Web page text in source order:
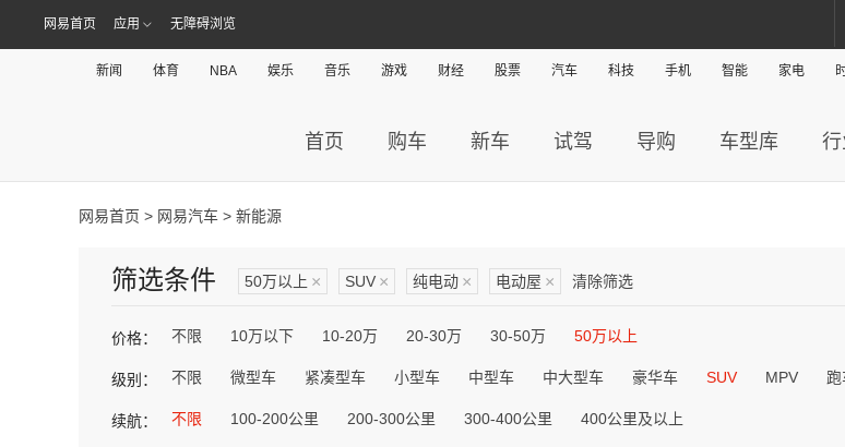
网易首页 应用 无障碍浏览
新闻 体育 NBA 娱乐 音乐 游戏 财经 股票 汽车 科技 手机 智能 家电
首页 购车 新车 试驾 导购 车型库 行
网易首页 > 网易汽车 > 新能源
筛选条件 50万以上 × SUV × 纯电动 × 电动屋 × 清除筛选
价格： 不限 10万以下 10-20万 20-30万 30-50万 50万以上
级别： 不限 微型车 紧凑型车 小型车 中型车 中大型车 豪华车 SUV MPV
续航： 不限 100-200公里 200-300公里 300-400公里 400公里及以上